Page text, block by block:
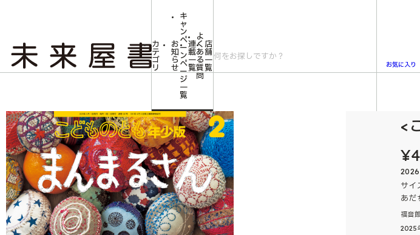
カ
テ
ゴ
リ
お
知
ら
せ
キ
ャ
ン
ペ
ー
ン
ペ
ー
ジ
一
覧
連
載
一
覧
よ
く
あ
る
質
問
店
舗
一
覧
お気に入り
<こどものとも年少版>まんまるさん
<
サイ
あだ
福音
2025